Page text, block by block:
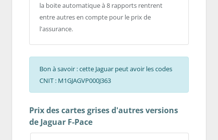
la boite automatique à 8 rapports rentrent
entre autres en compte pour le prix de
l'assurance.
Bon à savoir : cette Jaguar peut avoir les codes
CNIT : M1GJAGVP000J363
Prix des cartes grises d'autres versions
de Jaguar F-Pace